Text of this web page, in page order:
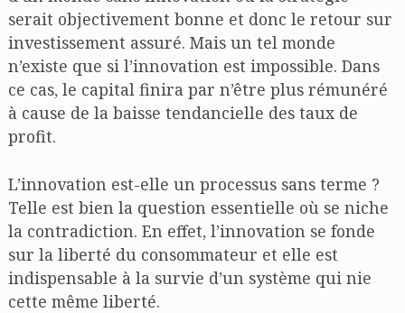
serait objectivement bonne et donc le retour sur
investissement assuré. Mais un tel monde
n’existe que si l’innovation est impossible. Dans
ce cas, le capital finira par n’être plus rémunéré
à cause de la baisse tendancielle des taux de
profit.
L’innovation est-elle un processus sans terme ?
Telle est bien la question essentielle où se niche
la contradiction. En effet, l’innovation se fonde
sur la liberté du consommateur et elle est
indispensable à la survie d’un système qui nie
cette même liberté.